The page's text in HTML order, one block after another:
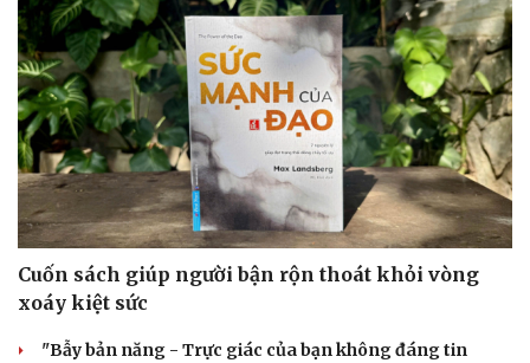
Cuốn sách giúp người bận rộn thoát khỏi vòng
xoáy kiệt sức
"Bẫy bản năng - Trực giác của bạn không đáng tin